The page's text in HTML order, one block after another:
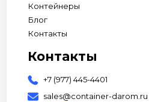
Контейнеры
Блог
Контакты
Контакты
+7 (977) 445-4401
sales@container-darom.ru